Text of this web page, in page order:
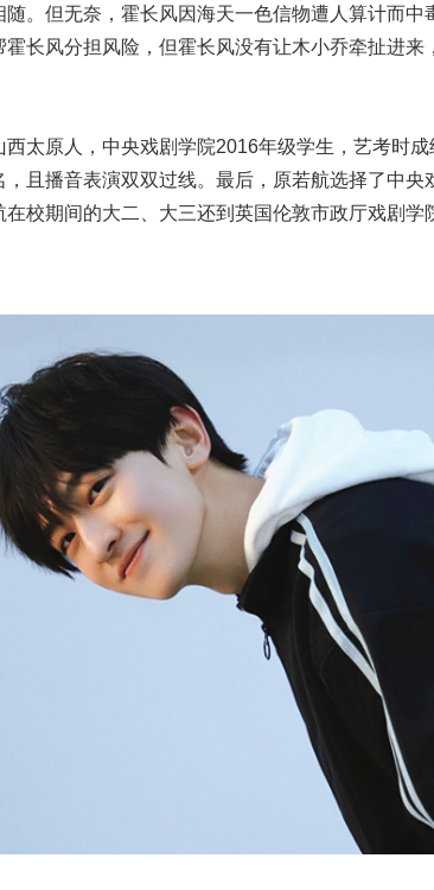
随。但无奈，霍长风因海天一色信物遭人算计而
霍长风分担风险，但霍长风没有让木小乔牵扯进来
西太原人，中央戏剧学院2016年级学生，艺考时
，且播音表演双双过线。最后，原若航选择了中
在校期间的大二、大三还到英国伦敦市政厅戏剧学